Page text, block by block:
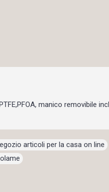
manico removibile
articoli per la casa on line